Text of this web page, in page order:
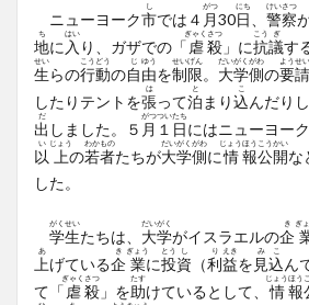
ニューヨーク市
し
では４ 月
がつ
30日
にち
警
けい
察
さつ
地
ち
に 入
はい
り、ガザでの「 虐
ぎゃく
殺
さつ
」に抗
こう
議
ぎ
す
生
せい
らの行
こう
動
どう
の自
じ
由
ゆう
を制
せい
限
げん
。 大
だい
学
がく
側
がわ
の要
よう
請
せい
したりテントを張
は
って泊
と
まり込
こ
んだり
出
だ
しました。５ 月
がつ
１
つい
日
たち
にはニューヨーク
以
い
上
じょう
の若
わか
者
もの
たちが大
だい
学
がく
側
がわ
に情
じょう
報
ほう
公
こう
開
かい
な
した。
学
がく
生
せい
たちは、 大
だい
学
がく
がイスラエルの企
き ぎ
上
あ
げている企
き
業
ぎょう
に投
とう
資
し
（利
り
益
えき
を 見
み
込
こ
ん
て「 虐
ぎゃく
殺
さつ
」を助
たす
けているとして、 情
じょう
報
ほう